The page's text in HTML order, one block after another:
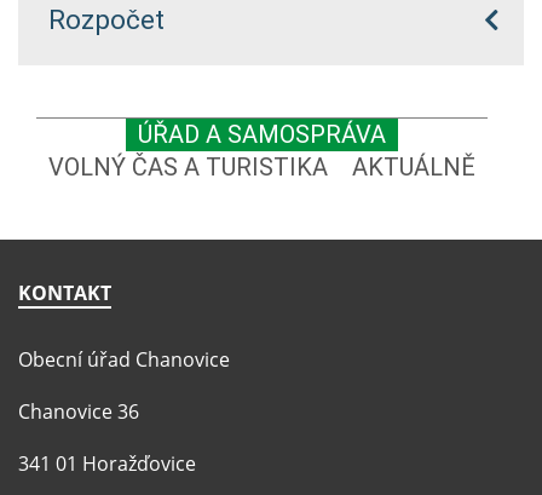
Rozpočet
ÚŘAD A SAMOSPRÁVA
VOLNÝ ČAS A TURISTIKA
AKTUÁLNĚ
KONTAKT
Obecní úřad Chanovice
Chanovice 36
341 01 Horažďovice